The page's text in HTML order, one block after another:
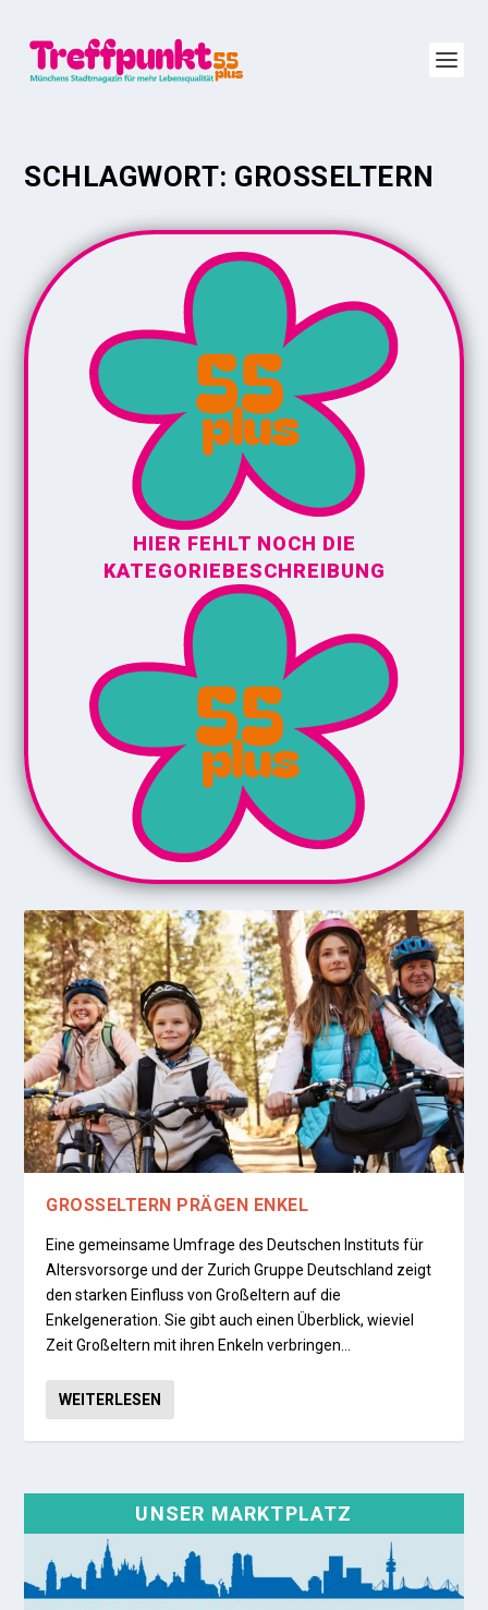
SCHLAGWORT: GROSSELTERN
HIER FEHLT NOCH DIE
KATEGORIEBESCHREIBUNG
GROSSELTERN PRÄGEN ENKEL
Eine gemeinsame Umfrage des Deutschen Instituts für
Altersvorsorge und der Zurich Gruppe Deutschland zeigt
den starken Einfluss von Großeltern auf die
Enkelgeneration. Sie gibt auch einen Überblick, wieviel
Zeit Großeltern mit ihren Enkeln verbringen…
WEITERLESEN
UNSER MARKTPLATZ